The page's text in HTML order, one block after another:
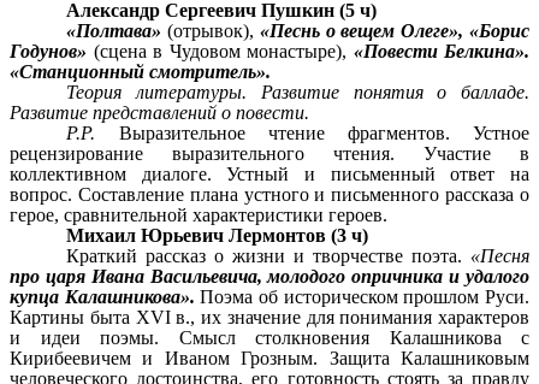
Александр Сергеевич Пушкин (5 ч)
«Полтава»(отрывок), «Песнь о вещем Олеге», «Борис
Годунов» (сцена в Чудовом монастыре), «Повести Белкина».
«Станционный смотритель».
Теория литературы. Развитие понятия о балладе.
Развитие представлений о повести.
P.P. Выразительное чтение фрагментов. Устное
рецензирование выразительного чтения. Участие в
коллективном диалоге. Устный и письменный ответ на
вопрос. Составление плана устного и письменного рассказа о
герое, сравнительной характеристики героев.
Михаил Юрьевич Лермонтов (3 ч)
Краткий рассказ о жизни и творчестве поэта. «Песня
про царя Ивана Васильевича, молодого опричника и удалого
купца Калашникова».Поэма об историческом прошлом Руси.
Картины быта XVI в., их значение для понимания характеров
и идеи поэмы. Смысл столкновения Калашникова с
Кирибеевичем и Иваном Грозным. Защита Калашниковым
человеческого достоинства, его готовность стоять за правду